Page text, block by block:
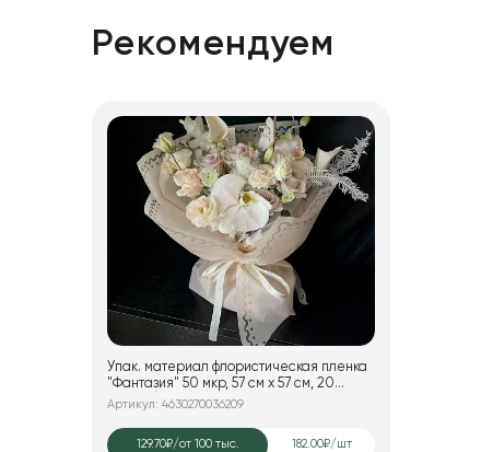
Рекомендуем
Упак. материал флористическая пленка
"Фантазия" 50 мкр, 57 см х 57 см, 20
листов/упак., пудровый
Артикул: 4630270036209
129.70₽/от 100 тыс. 182.00₽/шт